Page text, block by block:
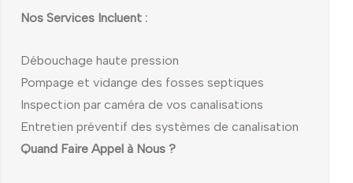
Nos Services Incluent :
Débouchage haute pression
Pompage et vidange des fosses septiques
Inspection par caméra de vos canalisations
Entretien préventif des systèmes de canalisation
Quand Faire Appel à Nous ?